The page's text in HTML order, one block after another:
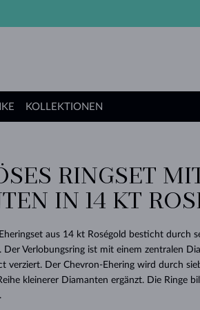
RICHTIGEN
LIEBE
GELBGOLD
ROSÉGOLD
ANGEBOT
TANSANITE
TOPASE
MOLDAVITE
BABY-OHRRINGE
SCHÖN
TURMALINE
MOLDAVITE
MINERALKETTEN
PERLEN ANHÄNGER
WEISSGOLD
SIMPLEN
DINGE
ARMBÄNDER
PERLEN
SAPHIRE
SMARAGDE
MINERALIEN
HOCHZEITSSCHMUCK
KLENOTA
SCHENKEN
KOLLEKTIONEN
RINGSET
IN 14 KT
aus 14 kt Roségold besticht durch
Der Verlobungsring ist mit einem zentralen
verziert. Der Chevron-Ehering wird durch
kleinerer Diamanten ergänzt. Die Ringe